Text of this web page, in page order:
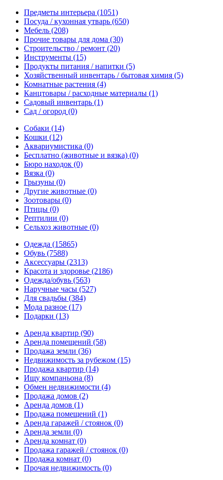
Предметы интерьера (1051)
Посуда / кухонная утварь (650)
Мебель (208)
Прочие товары для дома (30)
Строительство / ремонт (20)
Инструменты (15)
Продукты питания / напитки (5)
Хозяйственный инвентарь / бытовая химия (5)
Комнатные растения (4)
Канцтовары / расходные материалы (1)
Садовый инвентарь (1)
Сад / огород (0)
Собаки (14)
Кошки (12)
Аквариумистика (0)
Бесплатно (животные и вязка) (0)
Бюро находок (0)
Вязка (0)
Грызуны (0)
Другие животные (0)
Зоотовары (0)
Птицы (0)
Рептилии (0)
Сельхоз животные (0)
Одежда (15865)
Обувь (7588)
Аксессуары (2313)
Красота и здоровье (2186)
Одежда/обувь (563)
Наручные часы (527)
Для свадьбы (384)
Мода разное (17)
Подарки (13)
Аренда квартир (90)
Аренда помещений (58)
Продажа земли (36)
Недвижимость за рубежом (15)
Продажа квартир (14)
Ищу компаньона (8)
Обмен недвижимости (4)
Продажа домов (2)
Аренда домов (1)
Продажа помещений (1)
Аренда гаражей / стоянок (0)
Аренда земли (0)
Аренда комнат (0)
Продажа гаражей / стоянок (0)
Продажа комнат (0)
Прочая недвижимость (0)